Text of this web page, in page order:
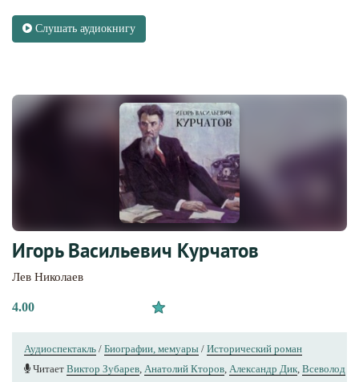
Слушать аудиокнигу
Игорь Васильевич Курчатов
Лев Николаев
4.00
Аудиоспектакль / Биографии, мемуары / Исторический роман
Читает Виктор Зубарев, Анатолий Кторов, Александр Дик, Всеволод